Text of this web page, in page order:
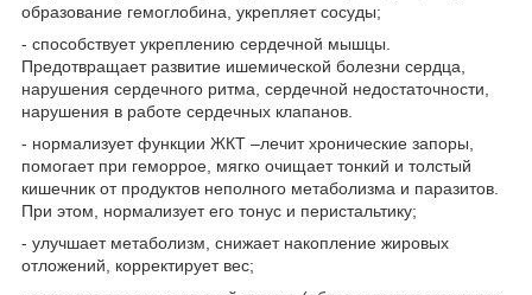
образование гемоглобина, укрепляет сосуды;
- способствует укреплению сердечной мышцы.
Предотвращает развитие ишемической болезни сердца,
нарушения сердечного ритма, сердечной недостаточности,
нарушения в работе сердечных клапанов.
- нормализует функции ЖКТ –лечит хронические запоры,
помогает при геморрое, мягко очищает тонкий и толстый
кишечник от продуктов неполного метаболизма и паразитов.
При этом, нормализует его тонус и перистальтику;
- улучшает метаболизм, снижает накопление жировых
отложений, корректирует вес;